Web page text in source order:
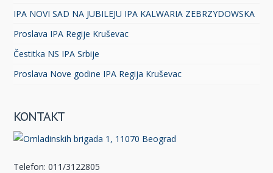
IPA NOVI SAD NA JUBILEJU IPA KALWARIA ZEBRZYDOWSKA
Proslava IPA Regije Kruševac
Čestitka NS IPA Srbije
Proslava Nove godine IPA Regija Kruševac
KONTAKT
Telefon: 011/3122805